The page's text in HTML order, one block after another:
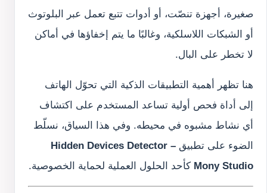
صغيرة، أجهزة تنصّت، أو أدوات تتبع تعمل عبر البلوتوث
أو الشبكات اللاسلكية، وغالبًا ما يتم إخفاؤها في أماكن
لا تخطر على البال.
هنا تظهر أهمية التطبيقات الذكية التي تحوّل الهاتف
إلى أداة فحص أولية تساعد المستخدم على اكتشاف
أي نشاط مشبوه في محيطه. وفي هذا السياق، نسلّط
الضوء على تطبيق Hidden Devices Detector –
Mony Studio كأحد الحلول العملية لحماية الخصوصية.